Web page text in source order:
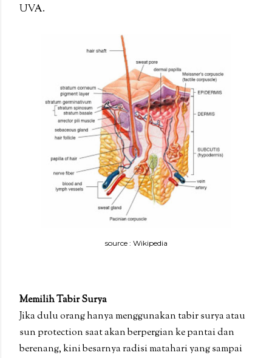
UVA.
source : Wikipedia
Memilih Tabir Surya
Jika dulu orang hanya menggunakan tabir surya atau
sun protection saat akan berpergian ke pantai dan
berenang, kini besarnya radisi matahari yang sampai